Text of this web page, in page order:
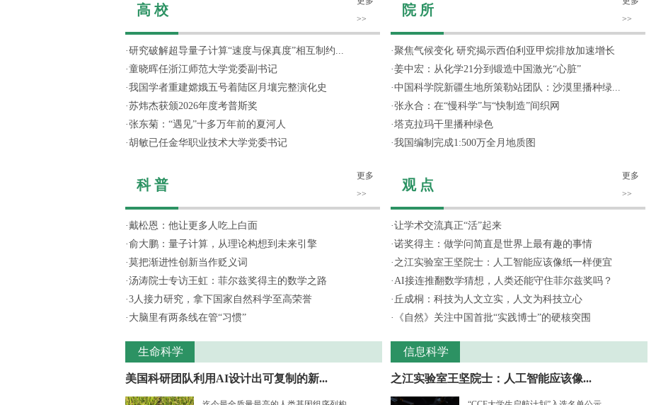
高 校
>>
·研究破解超导量子计算“速度与保真度”相互制约...
·童晓晖任浙江师范大学党委副书记
·我国学者重建嫦娥五号着陆区月壤完整演化史
·苏炜杰获颁2026年度考普斯奖
·张东菊：“遇见”十多万年前的夏河人
·胡敏已任金华职业技术大学党委书记
科 普
更多
>>
·戴松恩：他让更多人吃上白面
·俞大鹏：量子计算，从理论构想到未来引擎
·莫把渐进性创新当作贬义词
·汤涛院士专访王虹：菲尔兹奖得主的数学之路
·3人接力研究，拿下国家自然科学至高荣誉
· 大脑里有两条线在管“习惯”
生命科学
美国科研团队利用AI设计出可复制的新...
院 所
>>
·聚焦气候变化 研究揭示西伯利亚甲烷排放加速增长
·姜中宏：从化学21分到锻造中国激光“心脏”
·中国科学院新疆生地所策勒站团队：沙漠里播种绿...
·张永合：在“慢科学”与“快制造”间织网
·塔克拉玛干里播种绿色
·我国编制完成1:500万全月地质图
观 点
更多
>>
·让学术交流真正“活”起来
·诺奖得主：做学问简直是世界上最有趣的事情
· 之江实验室王坚院士：人工智能应该像纸一样便宜
·AI接连推翻数学猜想，人类还能守住菲尔兹奖吗？
· 丘成桐：科技为人文立实，人文为科技立心
·
《自然》关注中国首批“实践博士”的硬核突围
信息科学
之江实验室王坚院士：人工智能应该像...